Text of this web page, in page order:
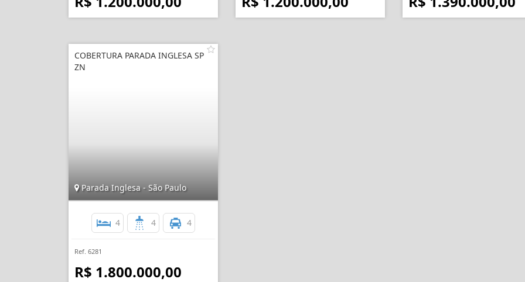
COBERTURA PARADA INGLESA SP
ZN
Parada Inglesa - São Paulo
4 4 4
Ref. 6281
R$ 1.800.000,00